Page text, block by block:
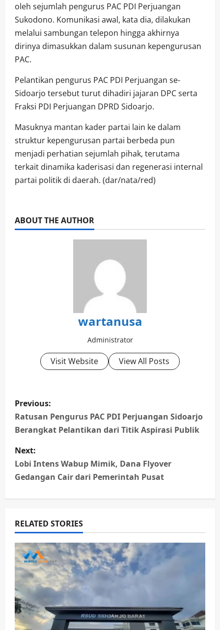
oleh sejumlah pengurus PAC PDI Perjuangan
Sukodono. Komunikasi awal, kata dia, dilakukan
melalui sambungan telepon hingga akhirnya
dirinya dimasukkan dalam susunan kepengurusan
PAC.
Pelantikan pengurus PAC PDI Perjuangan se-
Sidoarjo tersebut turut dihadiri jajaran DPC serta
Fraksi PDI Perjuangan DPRD Sidoarjo.
Masuknya mantan kader partai lain ke dalam
struktur kepengurusan partai berbeda pun
menjadi perhatian sejumlah pihak, terutama
terkait dinamika kaderisasi dan regenerasi internal
partai politik di daerah. (dar/nata/red)
ABOUT THE AUTHOR
wartanusa
Administrator
Visit Website View All Posts
P
o
t
n
a
v
i
g
a
t
i
Previous:
Ratusan Pengurus PAC PDI Perjuangan Sidoarjo
Berangkat Pelantikan dari Titik Aspirasi Publik
Next:
Lobi Intens Wabup Mimik, Dana Flyover
Gedangan Cair dari Pemerintah Pusat
RELATED STORIES